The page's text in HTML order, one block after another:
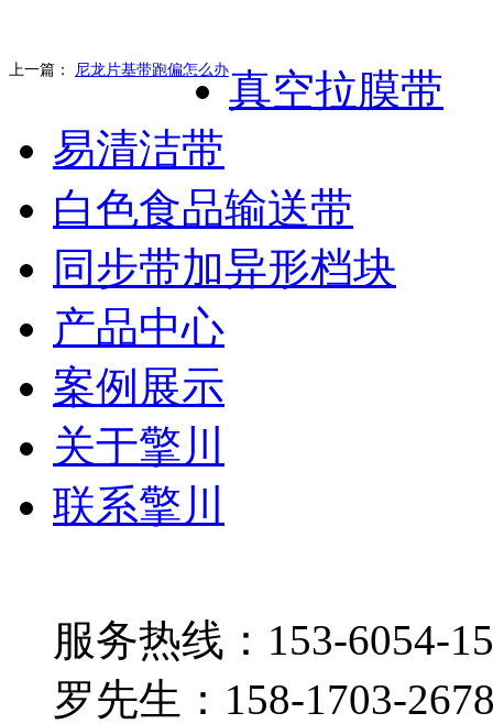
上一篇： 尼龙片基带跑偏怎么办真空拉膜带
易清洁带
白色食品输送带
同步带加异形档块
产品中心
案例展示
关于擎川
联系擎川
服务热线：153-6054-
罗先生：158-1703-